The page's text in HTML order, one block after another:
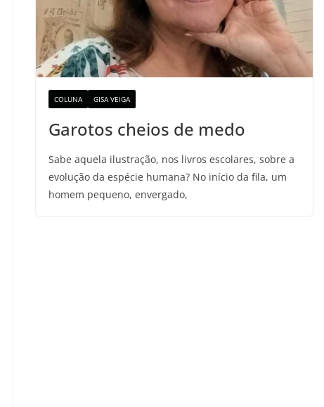
COLUNA GISA VEIGA
Garotos cheios de medo
Sabe aquela ilustração, nos livros escolares, sobre a
evolução da espécie humana? No início da fila, um
homem pequeno, envergado,